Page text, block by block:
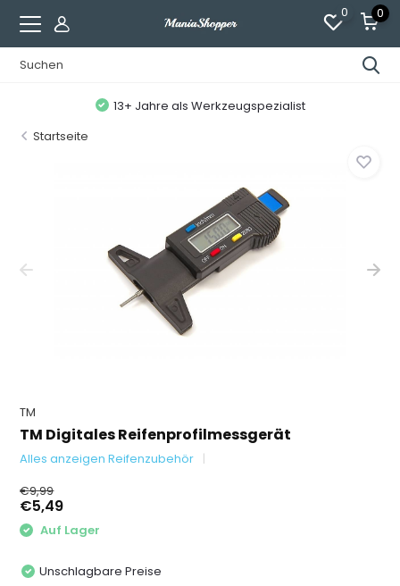
0 0
13+ Jahre als Werkzeugspezialist
Startseite
TM
TM Digitales Reifenprofilmessgerät
Alles anzeigen Reifenzubehör
€9,99
€5,49
Auf Lager
Unschlagbare Preise